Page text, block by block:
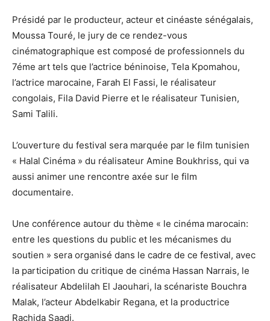
Présidé par le producteur, acteur et cinéaste sénégalais,
Moussa Touré, le jury de ce rendez-vous
cinématographique est composé de professionnels du
7éme art tels que l’actrice béninoise, Tela Kpomahou,
l’actrice marocaine, Farah El Fassi, le réalisateur
congolais, Fila David Pierre et le réalisateur Tunisien,
Sami Talili.
L’ouverture du festival sera marquée par le film tunisien
« Halal Cinéma » du réalisateur Amine Boukhriss, qui va
aussi animer une rencontre axée sur le film
documentaire.
Une conférence autour du thème « le cinéma marocain:
entre les questions du public et les mécanismes du
soutien » sera organisé dans le cadre de ce festival, avec
la participation du critique de cinéma Hassan Narrais, le
réalisateur Abdelilah El Jaouhari, la scénariste Bouchra
Malak, l’acteur Abdelkabir Regana, et la productrice
Rachida Saadi.